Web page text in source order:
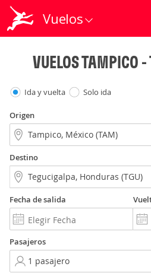
Vuelos
VUELOS TAMPICO
Ida y vuelta Solo ida
Origen
Destino
Fecha de salida
Pasajeros